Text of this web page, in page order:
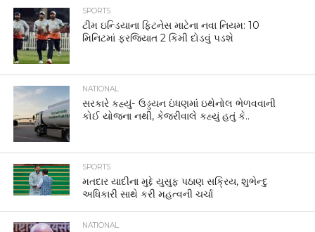
SPORTS
ટીમ ઇન્ડિયાના ફિટનેસ માટેના નવા નિયમ: 10
મિનિટમાં ફરજિયાત 2 કિમી દોડવું પડશે
NATIONAL
સરકારે કહ્યું- ઉડ્ડયન ઇંધણમાં ઇથેનોલ ભેળવવાની
કોઈ યોજના નથી, કેજરીવાલે કહ્યું હતું કે..
SPORTS
મતદાર યાદીના મુદ્દે યુસુફ પઠાણ સક્રિય, શુભેન્દુ
અધિકારી સાથે કરી મહત્વની ચર્ચા
NATIONAL